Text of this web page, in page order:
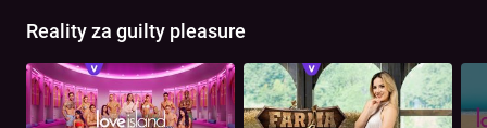
Reality za guilty pleasure